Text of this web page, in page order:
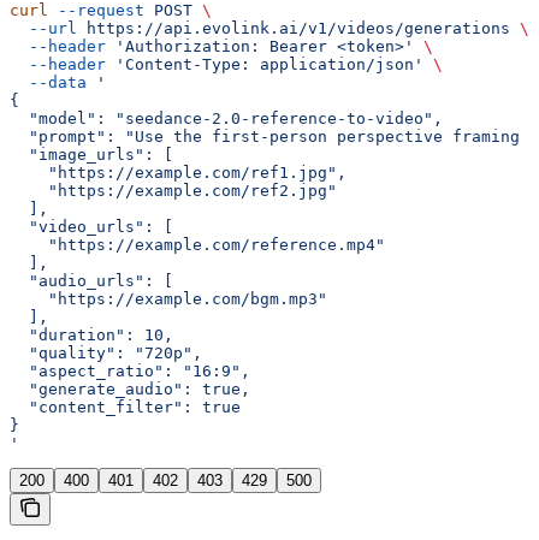
curl --request POST \
  --url
https://api.evolink.ai/v1/videos/generations \
  --header
'Authorization: Bearer <token>'
\
  --header
'Content-Type: application/json'
\
  --data
'
{
  "model": "seedance-2.0-reference-to-video",
"prompt": "Use the first-person perspective framing
  "image_urls": [
    "https://example.com/ref1.jpg",
    "https://example.com/ref2.jpg"
  ],
  "video_urls": [
    "https://example.com/reference.mp4"
  ],
  "audio_urls": [
    "https://example.com/bgm.mp3"
  ],
  "duration": 10,
  "quality": "720p",
  "aspect_ratio": "16:9",
  "generate_audio": true,
  "content_filter": true
}
'
200 400 401 402 403 429 500